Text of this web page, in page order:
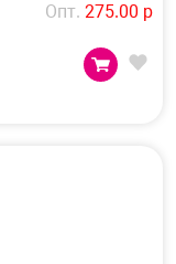
Опт. 275.00 р